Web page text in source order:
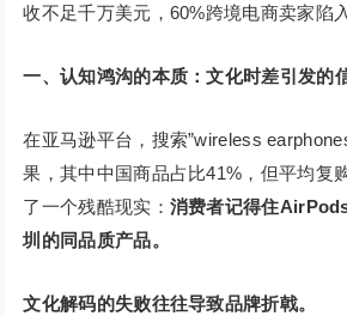
收不足千万美元，60%跨境电商卖家陷
一、认知鸿沟的本质：文化时差引发的
在亚马逊平台，搜索”wireless
果，其中中国商品占比41%，但平均复
了一个残酷现实： 消费者记得住
圳的同品质产品。
文化解码的失败往往导致品牌折戟。